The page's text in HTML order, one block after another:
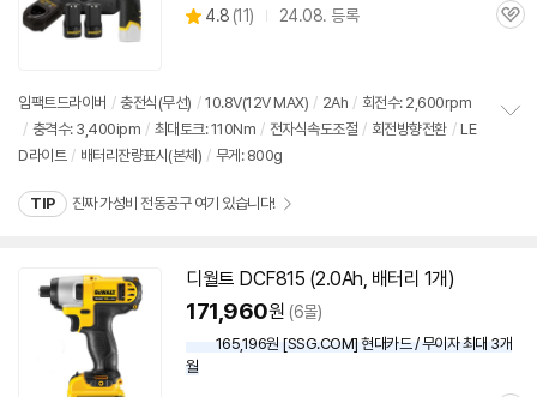
별
4.8 (상
뷰
11) 24.08. 등록
관
임팩트드라이버 / 충전식(무선) / 10.8V(12VMAX) / 2Ah / 회전수: 2,600rpm
/ 충격수: 3,400ipm / 최대토크: 110Nm / 전자식속도조절 / 회전방향전환 / LE
D라이트 / 배터리잔량표시(본체) / 무게: 800g
TIP 진짜 가성비 전동공구 여기 있습니다!
디월트 DCF815 (2.0Ah, 배터리 1개)
171,960원 (6몰)
165,196원 [SSG.COM] 현대카드 / 무이자 최대 3개
월